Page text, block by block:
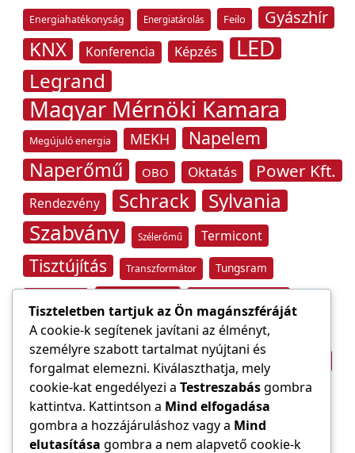
Energiahatékonyság Energiatárolás Feilo Gyászhír
KNX Konferencia Képzés LED
Legrand
Magyar Mérnöki Kamara
Megújuló energia MEKH Napelem
Naperőmű OBO Oktatás Power Kft.
Rendezvény Schrack Sylvania
Szabvány Szélerőmű Termicont
Tisztújítás Transzformátor Tungsram
Villámvédelem
Világítástechnika Áramfogyasztás
Áramszolgáltató Építőipar átviteli hálózat
Tiszteletben tartjuk az Ön magánszféráját
A cookie-k segítenek javítani az élményt,
személyre szabott tartalmat nyújtani és
forgalmat elemezni. Kiválaszthatja, mely
cookie-kat engedélyezi a Testreszabásgombra
kattintva. Kattintson a Mind elfogadása
gombra a hozzájáruláshoz vagy a Mind
elutasítása gombra a nem alapvető cookie-k